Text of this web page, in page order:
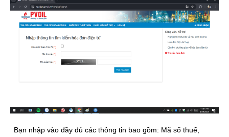
Bạn nhập vào đầy đủ các thông tin bao gồm: Mã số thuế,